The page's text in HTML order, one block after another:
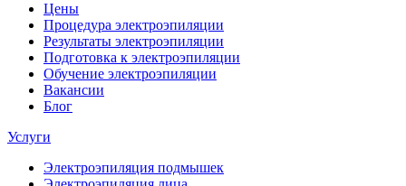
Цены
Процедура электроэпиляции
Результаты электроэпиляции
Подготовка к электроэпиляции
Обучение электроэпиляции
Вакансии
Блог
Услуги
Электроэпиляция подмышек